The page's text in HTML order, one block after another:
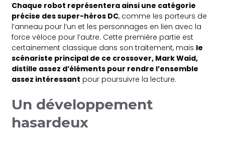
Chaque robot représentera ainsi une catégorie
précise des super-héros DC, comme les porteurs de
l’anneau pour l’un et les personnages en lien avec la
force véloce pour l’autre. Cette première partie est
certainement classique dans son traitement, mais le
scénariste principal de ce crossover, Mark Waid,
distille assez d’éléments pour rendre l’ensemble
assez intéressant pour poursuivre la lecture.
Un développement
hasardeux